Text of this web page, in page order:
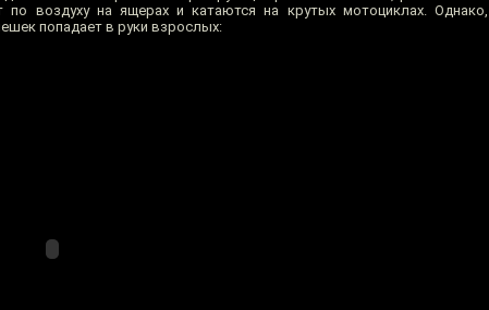
воздуху на ящерах и катаются на крутых мотоциклах. Однако,
попадает в руки взрослых: